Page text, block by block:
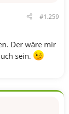
#1.259
Der wäre mir
sein.